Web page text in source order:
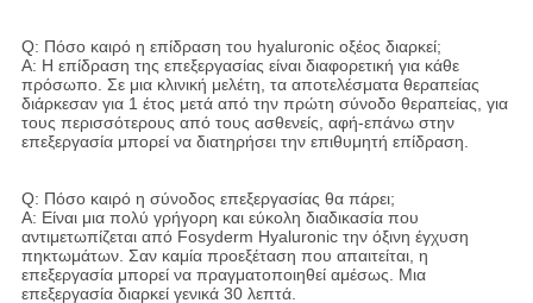
Q: Πόσο καιρό η επίδραση του hyaluronic οξέος διαρκεί;
Α: Η επίδραση της επεξεργασίας είναι διαφορετική για κάθε
πρόσωπο. Σε μια κλινική μελέτη, τα αποτελέσματα θεραπείας
διάρκεσαν για 1 έτος μετά από την πρώτη σύνοδο θεραπείας, για
τους περισσότερους από τους ασθενείς, αφή-επάνω στην
επεξεργασία μπορεί να διατηρήσει την επιθυμητή επίδραση.
Q: Πόσο καιρό η σύνοδος επεξεργασίας θα πάρει;
Α: Είναι μια πολύ γρήγορη και εύκολη διαδικασία που
αντιμετωπίζεται από Fosyderm Hyaluronic την όξινη έγχυση
πηκτωμάτων. Σαν καμία προεξέταση που απαιτείται, η
επεξεργασία μπορεί να πραγματοποιηθεί αμέσως. Μια
επεξεργασία διαρκεί γενικά 30 λεπτά.